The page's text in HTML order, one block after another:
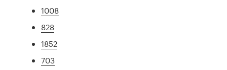
1008
828
1852
703